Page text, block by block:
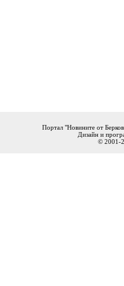
Портал "Новините от
Дизайн и
© 2001-